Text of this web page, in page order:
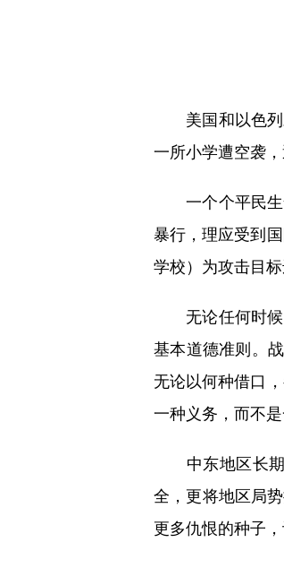
美国和以色列对
一所小学遭空袭
一个个平民生命
暴行，理应受到
学校）为攻击目标
无论任何时候，
基本道德准则。
无论以何种借口
一种义务，而不
中东地区长期
全，更将地区局
更多仇恨的种子